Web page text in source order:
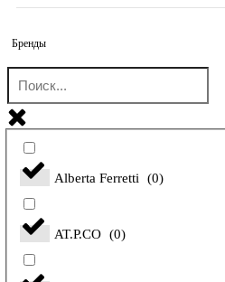
Бренды
Alberta Ferretti (0)
AT.P.CO (0)